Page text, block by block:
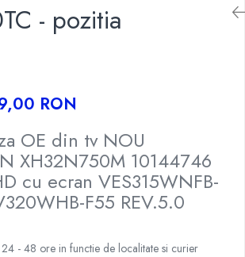
- pozitia
RON
OE din tv NOU
XH32N750M 10144746
cu ecran VES315WNFB-
F55 REV.5.0
24 - 48 ore in functie de localitate si curier